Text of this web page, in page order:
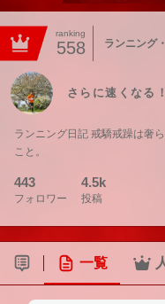
ranking
558 ランニング
さらに速くなる
ランニング日記 戒驕戒躁は奢
こと。
443
フォロワー
4.5k
投稿
一覧